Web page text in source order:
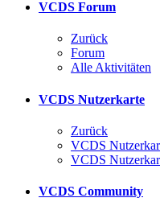
VCDS Forum
Zurück
Forum
Alle Aktivitäten
VCDS Nutzerkarte
Zurück
VCDS
VCDS
VCDS Community